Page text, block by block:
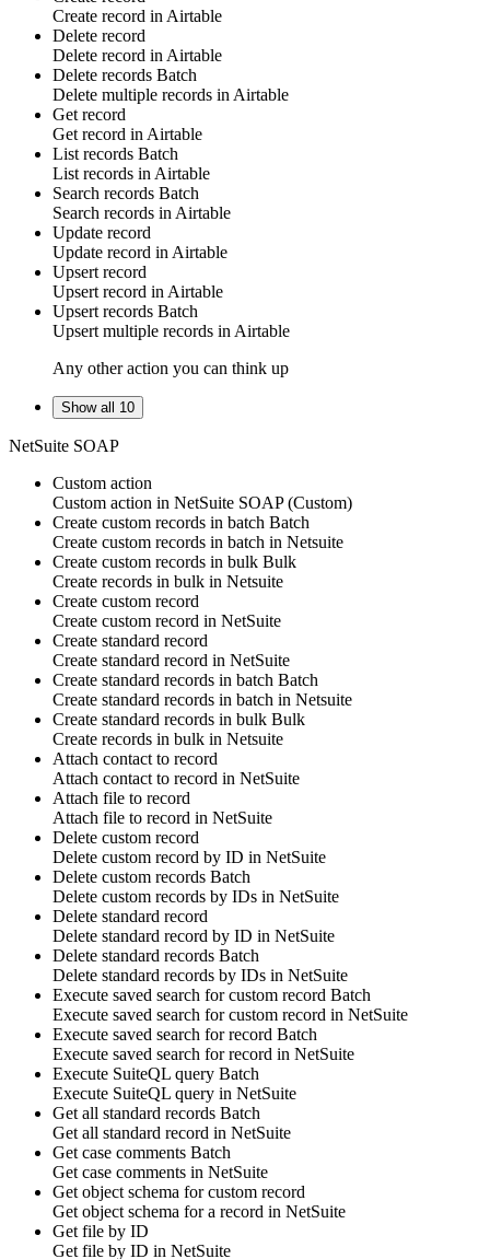
Create record in Airtable
Delete record
Delete record in Airtable
Delete records Batch
Delete multiple records in Airtable
Get record
Get record in Airtable
List records Batch
List records in Airtable
Search records Batch
Search records in Airtable
Update record
Update record in Airtable
Upsert record
Upsert record in Airtable
Upsert records Batch
Upsert multiple records in Airtable
Any other action you can think up
Show all 10
NetSuite SOAP
Custom action
Custom action in NetSuite SOAP(Custom)
Create custom records in batch Batch
Create custom records in batch in Netsuite
Create custom records in bulk Bulk
Create records in bulk in Netsuite
Create custom record
Create custom record in NetSuite
Create standard record
Create standard record in NetSuite
Create standard records in batch Batch
Create standard records in batch in Netsuite
Create standard records in bulk Bulk
Create records in bulk in Netsuite
Attach contact to record
Attach contact to record in NetSuite
Attach file to record
Attach file to record in NetSuite
Delete custom record
Delete custom record by ID in NetSuite
Delete custom records Batch
Delete custom records by IDs in NetSuite
Delete standard record
Delete standard record by ID in NetSuite
Delete standard records Batch
Delete standard records by IDs in NetSuite
Execute saved search for custom record Batch
Execute saved search forcustom record in NetSuite
Execute saved search for record Batch
Execute saved search forrecord in NetSuite
Execute SuiteQL query Batch
Execute SuiteQL query in NetSuite
Get all standard records Batch
Get all standard record in NetSuite
Get case comments Batch
Get case comments in NetSuite
Get object schema for custom record
Get object schema fora record in NetSuite
Get file by ID
Get file by ID in NetSuite